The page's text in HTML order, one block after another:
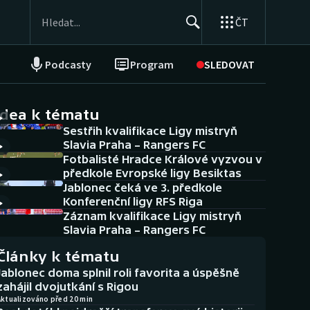
ČT
Podcasty Program SLEDOVAT
NEPŘEHLÉDNĚTE
Historické návraty
Aplikace ČT sport
AZ kvíz
k tématu
Sestřih kvalifikace Ligy mistryň
Slavia Praha – Rangers FC
Fotbalisté Hradce Králové vyzvou v
předkole Evropské ligy Besiktas
Jablonec čeká ve 3. předkole
Konferenční ligy RFS Riga
Záznam kvalifikace Ligy mistryň
Slavia Praha – Rangers FC
k tématu
doma splnil roli favorita a úspěšně
dvojutkání s Rigou
před 20 min